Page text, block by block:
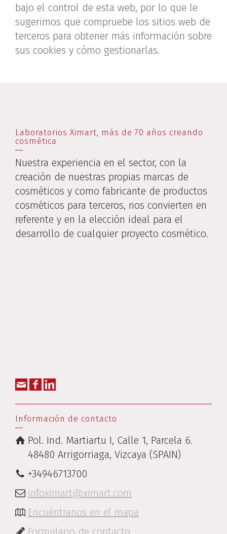
bajo el control de esta web, por lo que le
sugerimos que compruebe los sitios web de
terceros para obtener más información sobre
sus cookies y cómo gestionarlas.
Laboratorios Ximart, más de 70 años creando
cosmética
Nuestra experiencia en el sector, con la
creación de nuestras propias marcas de
cosméticos y como fabricante de productos
cosméticos para terceros, nos convierten en
referente y en la elección ideal para el
desarrollo de cualquier proyecto cosmético.
Información de contacto
Pol. Ind. Martiartu I, Calle 1, Parcela 6.
48480 Arrigorriaga, Vizcaya (SPAIN)
+34946713700
infoximart@ximart.com
Encuéntranos en el mapa
Formulario de contacto